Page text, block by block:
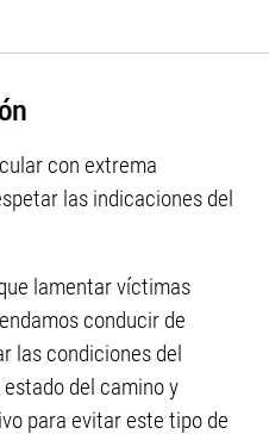
con extrema
las indicaciones del
lamentar víctimas
conducir de
las condiciones del
del camino y
para evitar este tipo de